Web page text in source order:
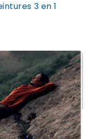
3 en 1